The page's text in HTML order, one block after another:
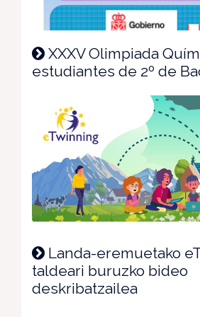
XXXV Olimpiada
estudiantes de 2º de
Landa-eremuetako
taldeari buruzko bideo
deskribatzailea